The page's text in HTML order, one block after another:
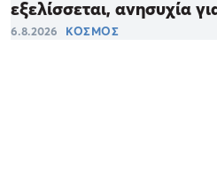
εξελίσσεται, ανησυχία
6.8.2026 ΚΟΣΜΟΣ